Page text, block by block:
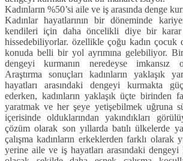
Kadınların %50’si aile ve iş arasında denge
Kadınlar hayatlarının bir döneminde
kendileri için daha öncelikli diye bir karar
hissedebiliyorlar. özellikle çoğu kadın çocuk
konuda belli bir yol ayrımına gelebiliyor.
dengeyi kurmanın neredeyse imkansız
Araştırma sonuçları kadınların yaklaşık
hayatları arasındaki dengeyi kurmakta
ederken, kadınların yaklaşık üçte birinden
yaratmak ve her şeye yetişebilmek uğruna
içerisinde olduklarından yakındıkları
çözüm olarak son yıllarda batılı ülkelerde
çalışma kadınların erkeklerden farklı olarak
yerine aile ve iş hayatları arasındaki dengeyi